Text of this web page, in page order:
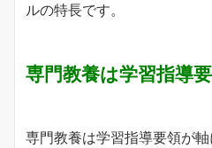
ルの特長です。
専門教養は学習指導
専門教養は学習指導要領が軸